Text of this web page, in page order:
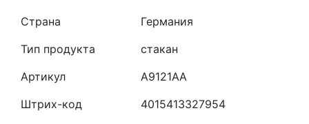
Страна
Германия
Тип продукта
стакан
Артикул
A9121AA
Штрих-код
4015413327954